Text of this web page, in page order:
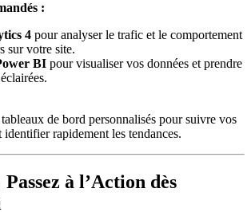
:
4 pour analyser le trafic et le comportement
sur votre site.
BI pour visualiser vos données et prendre
de bord personnalisés pour suivre vos
rapidement les tendances.
à l’Action dès